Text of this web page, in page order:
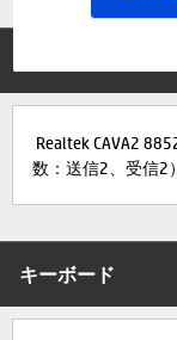
Realtek CAVA2
数：送信2、受信2
キーボード